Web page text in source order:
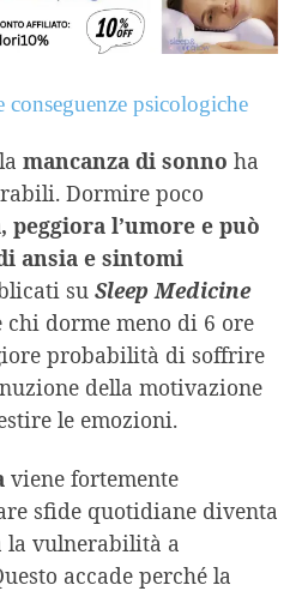
psicologiche
mancanza di sonno ha
Dormire poco
l’umore e può
ansia e sintomi
su Sleep Medicine
chi dorme meno di 6 ore
probabilità di soffrire
della motivazione
le emozioni.
viene fortemente
sfide quotidiane diventa
la vulnerabilità a
accade perché la